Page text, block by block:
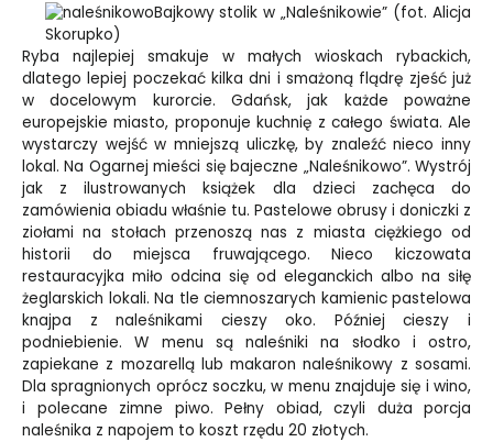
Bajkowy stolik w „Naleśnikowie” (fot. Alicja
Skorupko)
Ryba najlepiej smakuje w małych wioskach rybackich,
dlatego lepiej poczekać kilka dni i smażoną flądrę zjeść już
w docelowym kurorcie. Gdańsk, jak każde poważne
europejskie miasto, proponuje kuchnię z całego świata. Ale
wystarczy wejść w mniejszą uliczkę, by znaleźć nieco inny
lokal. Na Ogarnej mieści się bajeczne „Naleśnikowo”. Wystrój
jak z ilustrowanych książek dla dzieci zachęca do
zamówienia obiadu właśnie tu. Pastelowe obrusy i doniczki z
ziołami na stołach przenoszą nas z miasta ciężkiego od
historii do miejsca fruwającego. Nieco kiczowata
restauracyjka miło odcina się od eleganckich albo na siłę
żeglarskich lokali. Na tle ciemnoszarych kamienic pastelowa
knajpa z naleśnikami cieszy oko. Później cieszy i
podniebienie. W menu są naleśniki na słodko i ostro,
zapiekane z mozarellą lub makaron naleśnikowy z sosami.
Dla spragnionych oprócz soczku, w menu znajduje się i wino,
i polecane zimne piwo. Pełny obiad, czyli duża porcja
naleśnika z napojem to koszt rzędu 20 złotych.